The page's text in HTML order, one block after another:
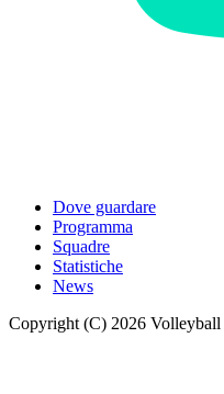
Dove guardare
Programma
Squadre
Statistiche
News
Copyright (C) 2026